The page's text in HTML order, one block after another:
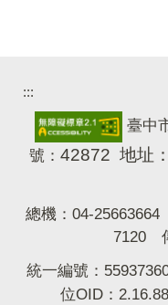
:::
臺中
號： 42872 地址
總機：04-25663664
7120
統一編號：
位OID：